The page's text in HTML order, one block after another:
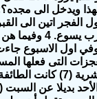
ويدخل الى
رجلان وقفا بهن بثياب براقة.
التى فعلها
فعل الخير